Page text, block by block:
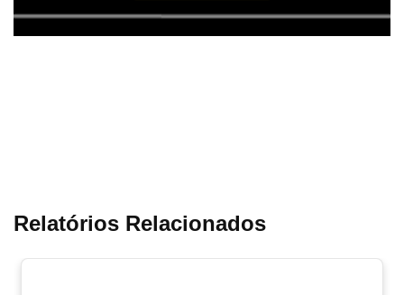
Relatórios Relacionados